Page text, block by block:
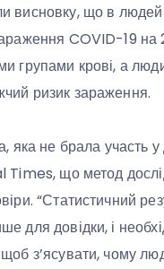
висновку, що в людей
COVID-19
групами крові, а
ризик зараження.
яка не брала участь
Times, що метод
“Статистичний
для довідки, і
з’ясувати, чому